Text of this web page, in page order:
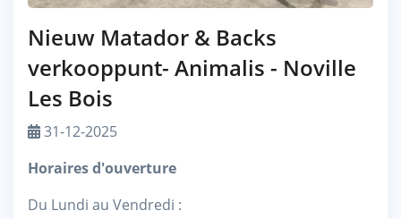
Nieuw Matador & Backs
verkooppunt- Animalis - Noville
Les Bois
31-12-2025
Horaires d'ouverture
Du Lundi au Vendredi :